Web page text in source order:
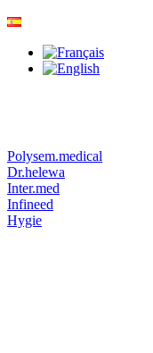
Polysem.medical
Dr.helewa
Inter.med
Infineed
Hygie